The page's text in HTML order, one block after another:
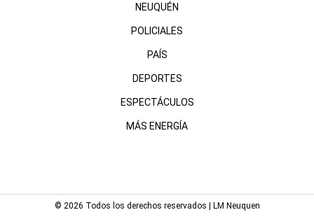
NEUQUÉN
POLICIALES
PAÍS
DEPORTES
ESPECTÁCULOS
MÁS ENERGÍA
© 2026 Todos los derechos reservados | LM Neuquen